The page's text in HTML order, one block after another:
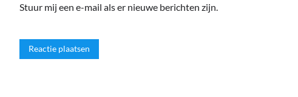
Stuur mij een e-mail als er nieuwe berichten zijn.